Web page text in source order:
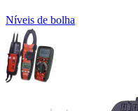
Níveis de bolha